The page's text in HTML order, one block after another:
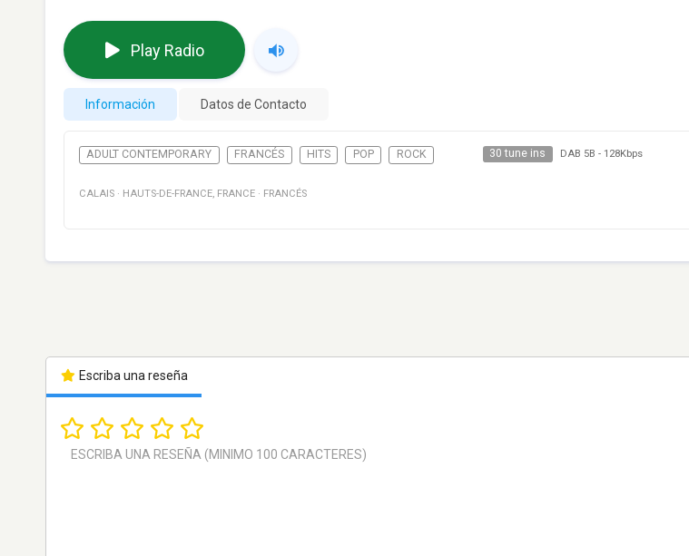
Play Radio
Información Datos de Contacto
ADULT CONTEMPORARY FRANCÉS HITS POP ROCK 30 tune ins DAB 5B - 128Kbps
CALAIS · HAUTS-DE-FRANCE, FRANCE · FRANCÉS
Escriba una reseña